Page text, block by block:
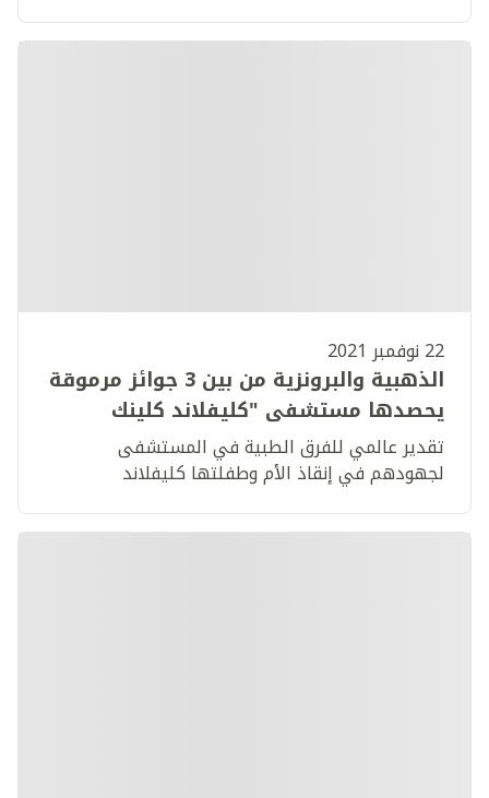
22 نوفمبر 2021
الذهبية والبرونزية من بين 3 جوائز مرموقة
يحصدها مستشفى "كليفلاند كلينك
أبوظبي" من جمعية القلب الأمريكية
تقدير عالمي للفرق الطبية في المستشفى
لجهودهم في إنقاذ الأم وطفلتها كليفلاند